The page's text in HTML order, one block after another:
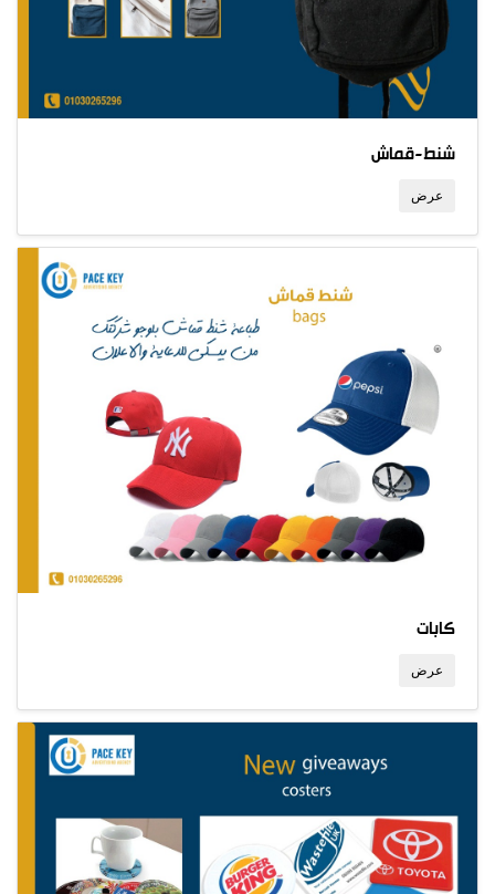
شنط-قماش
عرض
كابات
عرض